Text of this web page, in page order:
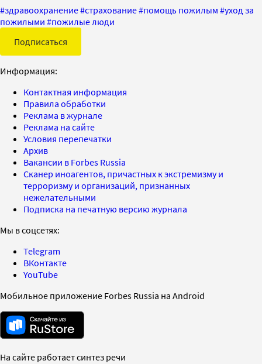
#здравоохранение#страхование#помощь пожилым #уход за
пожилыми #пожилые люди
Подписаться
Информация:
Контактная информация
Правила обработки
Реклама в журнале
Реклама на сайте
Условия перепечатки
Архив
Вакансии в Forbes Russia
Сканер иноагентов, причастных к экстремизму и
терроризму и организаций, признанных
нежелательными
Подписка на печатную версию журнала
Мы в соцсетях:
Telegram
ВКонтакте
YouTube
Мобильное приложение Forbes Russia на Android
На сайте работает синтез речи